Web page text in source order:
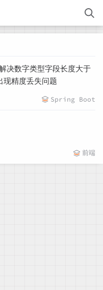
数字类型字段长度大于
现精度丢失问题
Spring Boot
前端